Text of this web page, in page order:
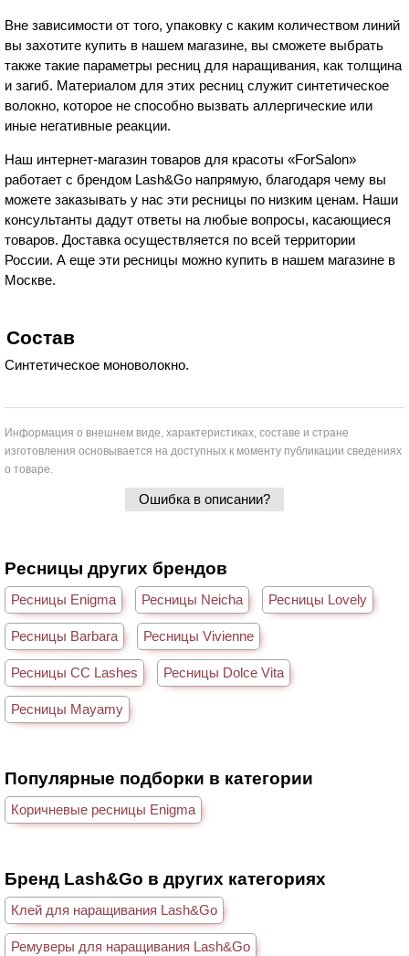
Вне зависимости от того, упаковку с каким количеством линий
вы захотите купить в нашем магазине, вы сможете выбрать
также такие параметры ресниц для наращивания, как толщина
и загиб. Материалом для этих ресниц служит синтетическое
волокно, которое не способно вызвать аллергические или
иные негативные реакции.
Наш интернет-магазин товаров для красоты «ForSalon»
работает с брендом Lash&Go напрямую, благодаря чему вы
можете заказывать у нас эти ресницы по низким ценам. Наши
консультанты дадут ответы на любые вопросы, касающиеся
товаров. Доставка осуществляется по всей территории
России. А еще эти ресницы можно купить в нашем магазине в
Москве.
Состав
Синтетическое моноволокно.
Информация о внешнем виде, характеристиках, составе и стране
изготовления основывается на доступных к моменту публикации сведениях
о товаре.
Ошибка в описании?
Ресницы других брендов
Ресницы Enigma Ресницы Neicha Ресницы Lovely
Ресницы Barbara Ресницы Vivienne
Ресницы CC Lashes Ресницы Dolce Vita
Ресницы Mayamy
Популярные подборки в категории
Коричневые ресницы Enigma
Бренд Lash&Go в других категориях
Клей для наращивания Lash&Go
Ремуверы для наращивания Lash&Go